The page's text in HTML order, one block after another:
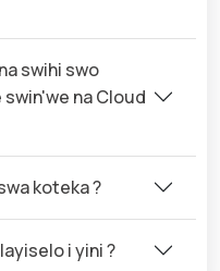
swihi swo
swin'we na Cloud
koteka ?
i yini ?